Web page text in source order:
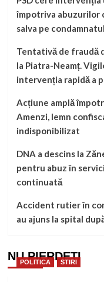
împotriva abuzurilor
salva pe
Tentativă de fraudă
la Piatra-Neamț.
intervenția rapidă a
Acțiune amplă
Amenzi, lemn
indisponibilizat
DNA a descins la
pentru abuz în
continuată
Accident rutier în
au ajuns la spital
NU PIERDEȚI
POLITICA STIRI